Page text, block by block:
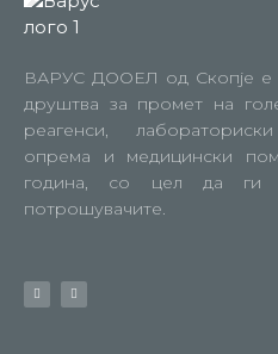
ВАРУС ДООЕЛ од Скопје е
друштва за промет на
реагенси,
опрема и медицински
година, со цел да ги
потрошувачите.